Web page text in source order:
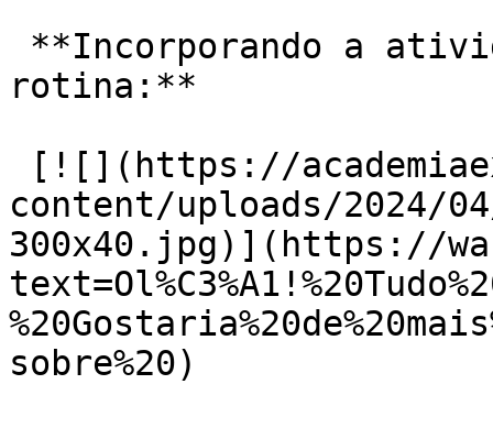
rotina:**
content/uploads/2024/
300x40.jpg)](https://
sobre%20)